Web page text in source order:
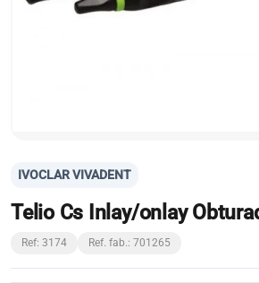
IVOCLAR VIVADENT
Telio Cs Inlay/onlay
Ref: 3174 Ref. fab.: 701265